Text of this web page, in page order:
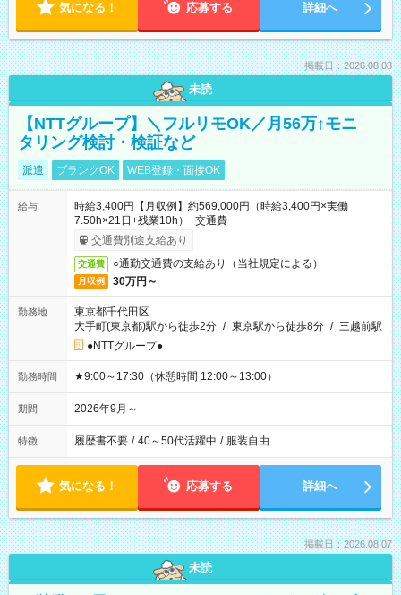
気になる！ 応募する 詳細へ
掲載日：2026.08.08
未読
【NTTグループ】＼フルリモOK／月56万↑モニ
タリング検討・検証など
派遣 ブランクOK WEB登録・面接OK
給与
時給3,400円【月収例】約569,000円（時給3,400円×実働
7.50h×21日+残業10h）+交通費
交通費別途支給あり
交通費 ○通勤交通費の支給あり（当社規定による）
月収例 30万円～
勤務地
東京都千代田区
大手町(東京都)駅から徒歩2分 / 東京駅から徒歩8分 / 三越前駅
●NTTグループ●
勤務時間 ★9:00～17:30（休憩時間 12:00～13:00）
期間 2026年9月～
特徴 履歴書不要 / 40～50代活躍中 / 服装自由
気になる！ 応募する 詳細へ
掲載日：2026.08.07
未読